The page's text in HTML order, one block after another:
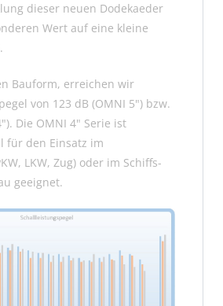
dieser neuen Dodekaeder
Wert auf eine kleine
Bauform, erreichen wir
von 123 dB (OMNI 5") bzw.
Die OMNI 4" Serie ist
für den Einsatz im
LKW, Zug) oder im Schiffs-
geeignet.